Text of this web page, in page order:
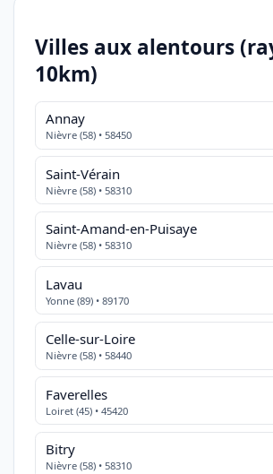
Villes aux alentours
10km)
Annay
Nièvre (58) • 58450
Saint-Vérain
Nièvre (58) • 58310
Saint-Amand-en-Puisaye
Nièvre (58) • 58310
Lavau
Yonne (89) • 89170
Celle-sur-Loire
Nièvre (58) • 58440
Faverelles
Loiret (45) • 45420
Bitry
Nièvre (58) • 58310